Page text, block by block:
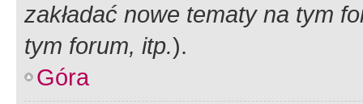
zakładać nowe tematy na tym
tym forum, itp.).
Góra